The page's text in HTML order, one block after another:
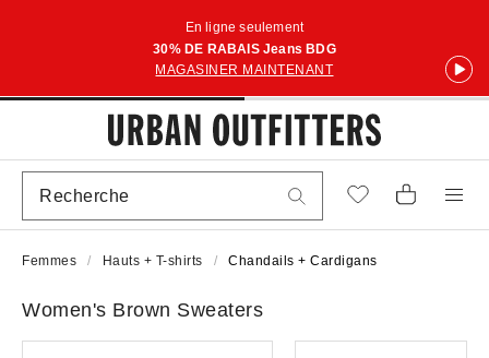
En ligne seulement
30% DE RABAIS Jeans BDG
MAGASINER MAINTENANT
Femmes Hauts + T-shirts Chandails + Cardigans
Women's Brown Sweaters